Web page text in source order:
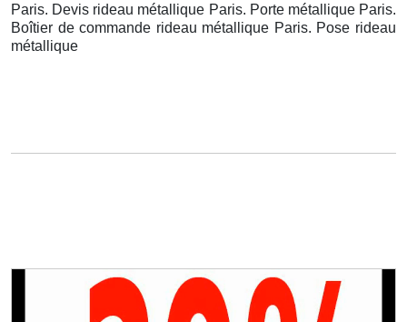
Paris. Devis rideau métallique Paris. Porte métallique Paris.
Boîtier de commande rideau métallique Paris. Pose rideau
métallique